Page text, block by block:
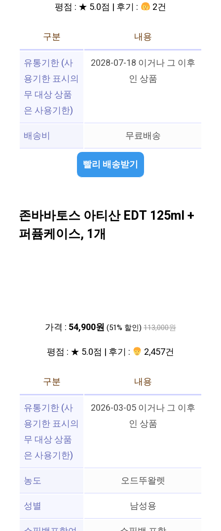
평점 : ★ 5.0점 | 후기 :
2건
구분
내용
유통기한 (사
용기한 표시의
무 대상 상품
은 사용기한)
2028-07-18 이거나 그 이후
인 상품
배송비 무료배송
빨리 배송받기
존바바토스 아티산 EDT 125ml +
퍼퓸케이스, 1개
가격 : 54,900원 (51% 할인) 113,000원
평점 : ★ 5.0점 | 후기 : 2,457건
구분
내용
유통기한 (사
용기한 표시의
무 대상 상품
은 사용기한)
2026-03-05 이거나 그 이후
인 상품
농도
오드뚜왈렛
성별
남성용